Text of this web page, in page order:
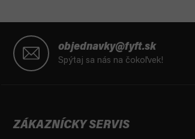
objednavky@fyft.sk
Spýtaj sa nás na čokoľvek!
ZÁKAZNÍCKY SERVIS